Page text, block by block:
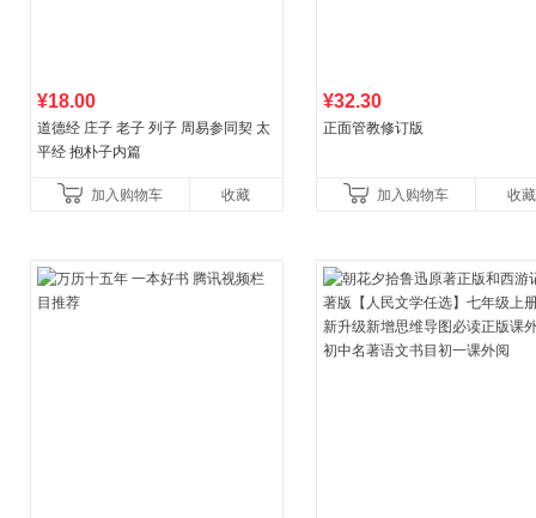
¥18.00
道德经 庄子 老子 列子 周易参同契 太
平经 抱朴子内篇
加入购物车 收藏
¥32.30
正面管教修订版
加入购物车 收藏